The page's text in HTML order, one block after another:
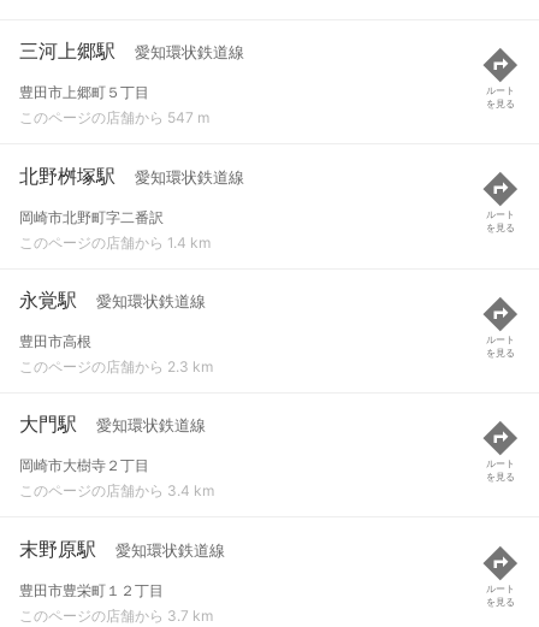
三河上郷駅 愛知環状鉄道線
豊田市上郷町５丁目
このページの店舗から 547 m
ルート
を見る
北野桝塚駅 愛知環状鉄道線
岡崎市北野町字二番訳
このページの店舗から 1.4 km
ルート
を見る
永覚駅 愛知環状鉄道線
豊田市高根
このページの店舗から 2.3 km
ルート
を見る
大門駅 愛知環状鉄道線
岡崎市大樹寺２丁目
このページの店舗から 3.4 km
ルート
を見る
末野原駅 愛知環状鉄道線
豊田市豊栄町１２丁目
このページの店舗から 3.7 km
ルート
を見る